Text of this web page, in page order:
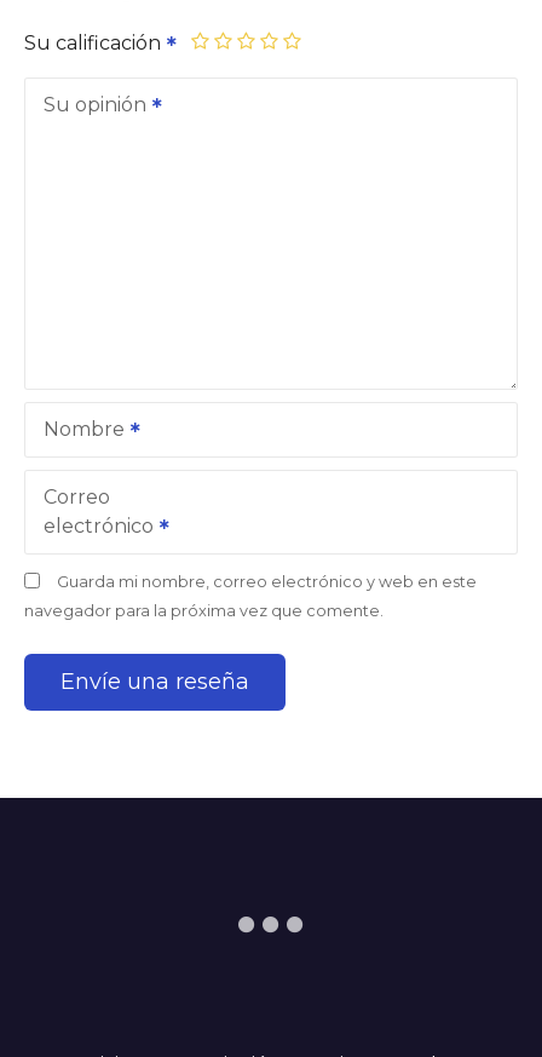
Su calificación
Su opinión
Nombre
Correo
electrónico
Guarda mi nombre, correo electrónico y web en este
navegador para la próxima vez que comente.